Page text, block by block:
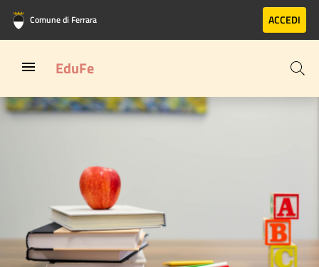
Vai al contenuto principale
Vai al footer
Comune di Ferrara ACCEDI
EduFe